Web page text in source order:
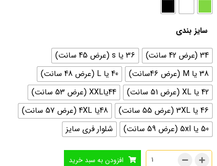
سایز بندی
34 (عرض 42 سانت)
36 یا s (عرض 45 سانت)
38 یا M (عرض 46سانت)
40 یا L (عرض 48 سانت)
42 یا XL (عرض 51 سانت)
44یاXXL (عرض 53 سانت)
46 یا 3XL (عرض 55 سانت)
48یا 4XL (عرض 57 سانت)
50 یا 5xl (عرض 59 سانت)
شلوار فری سایز
افزودن به سبد خرید